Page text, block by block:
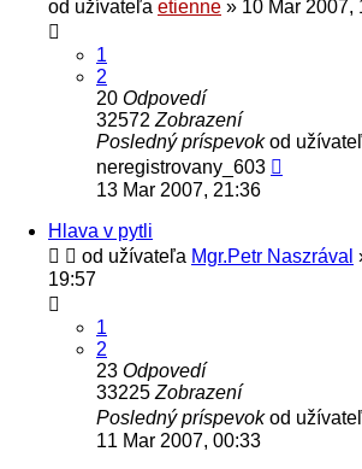
od užívateľa etienne » 10 Mar 2007,
1
2
20 Odpovedí
32572 Zobrazení
Posledný príspevokod
neregistrovany_603
13 Mar 2007, 21:36
Hlava v pytli
od užívateľa Mgr.Petr Naszrával
19:57
1
2
23 Odpovedí
33225 Zobrazení
Posledný príspevokod
11 Mar 2007, 00:33